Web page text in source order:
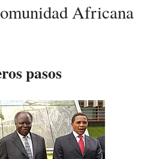
Africana
pasos